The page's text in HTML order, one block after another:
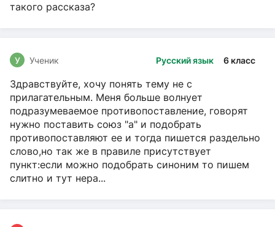
такого рассказа?
Русский язык 6 класс
У Ученик
Здравствуйте, хочу понять тему не с
прилагательным. Меня больше волнует
подразумеваемое противопоставление, говорят
нужно поставить союз "а" и подобрать
противопоставляют ее и тогда пишется раздельно
слово,но так же в правиле присутствует
пункт:если можно подобрать синоним то пишем
слитно и тут нера...